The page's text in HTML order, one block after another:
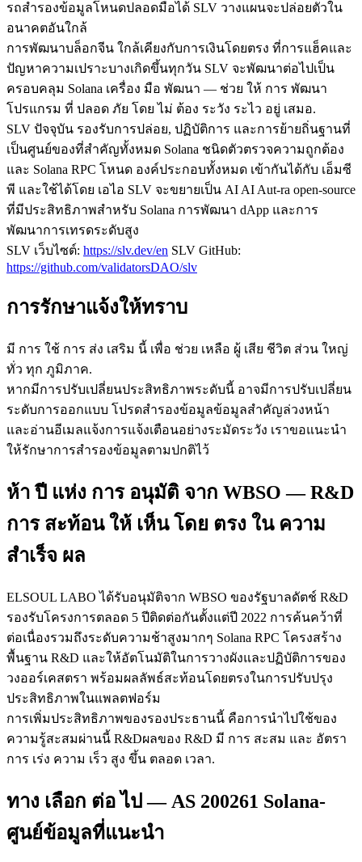
รถสํารองข้อมูลโหนดปลอดมือได้ SLV วางแผนจะปล่อยตัวใน
อนาคตอันใกล้
การพัฒนาบล็อกจีน ใกล้เคียงกับการเงินโดยตรง ที่การแฮ็คและ
ปัญหาความเปราะบางเกิดขึ้นทุกวัน SLV จะพัฒนาต่อไปเป็น
ครอบคลุม Solana เครื่อง มือ พัฒนา — ช่วย ให้ การ พัฒนา
โปรแกรม ที่ ปลอด ภัย โดย ไม่ ต้อง ระวัง ระไว อยู่ เสมอ.
SLV ปัจจุบัน รองรับการปล่อย, ปฏิบัติการ และการย้ายถิ่นฐานที่
เป็นศูนย์ของที่สําคัญทั้งหมด Solana ชนิดตัวตรวจความถูกต้อง
และ Solana RPC โหนด องค์ประกอบทั้งหมด เข้ากันได้กับ เอ็มซี
พี และใช้ได้โดย เอไอ SLV จะขยายเป็น AI AI Aut-ra open-source
ที่มีประสิทธิภาพสําหรับ Solana การพัฒนา dApp และการ
พัฒนาการเทรดระดับสูง
SLV เว็บไซต์: https://slv.dev/en SLV GitHub:
https://github.com/validatorsDAO/slv
การรักษาแจ้งให้ทราบ
มี การ ใช้ การ ส่ง เสริม นี้ เพื่อ ช่วย เหลือ ผู้ เสีย ชีวิต ส่วน ใหญ่
ทั่ว ทุก ภูมิภาค.
หากมีการปรับเปลี่ยนประสิทธิภาพระดับนี้ อาจมีการปรับเปลี่ยน
ระดับการออกแบบ โปรดสํารองข้อมูลข้อมูลสําคัญล่วงหน้า
และอ่านอีเมลแจ้งการแจ้งเตือนอย่างระมัดระวัง เราขอแนะนํา
ให้รักษาการสํารองข้อมูลตามปกติไว้
ห้า ปี แห่ง การ อนุมัติ จาก WBSO — R&D
การ สะท้อน ให้ เห็น โดย ตรง ใน ความ
สําเร็จ ผล
ELSOUL LABO ได้รับอนุมัติจาก WBSO ของรัฐบาลดัตช์ R&D
รองรับโครงการตลอด 5 ปีติดต่อกันตั้งแต่ปี 2022 การค้นคว้าที่
ต่อเนื่องรวมถึงระดับความช้าสูงมากๆ Solana RPC โครงสร้าง
พื้นฐาน R&D และให้อัตโนมัติในการวางผังและปฏิบัติการของ
วงออร์เคสตรา พร้อมผลลัพธ์สะท้อนโดยตรงในการปรับปรุง
ประสิทธิภาพในแพลตฟอร์ม
การเพิ่มประสิทธิภาพของรองประธานนี้ คือการนําไปใช้ของ
ความรู้สะสมผ่านนี้ R&Dผลของ R&D มี การ สะสม และ อัตรา
การ เร่ง ความ เร็ว สูง ขึ้น ตลอด เวลา.
ทาง เลือก ต่อ ไป — AS 200261 Solana-
ศูนย์ข้อมูลที่แนะนํา